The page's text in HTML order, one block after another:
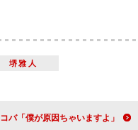
堺雅人
千原ジュニア、ラジオ降板騒動の小倉優香に「すごいなあ」 ケンコバ「僕が原因ちゃいますよ」